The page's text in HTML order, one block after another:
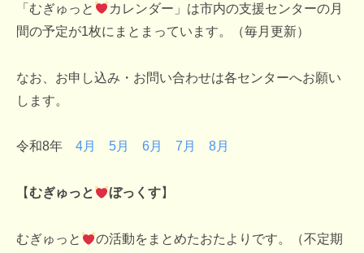
「むぎゅっと
カレンダー」は市内の支援センターの月
間の予定が1枚にまとまっています。（毎月更新）
なお、お申し込み・お問い合わせは各センターへお願い
します。
令和8年 4月 5月 6月 7月 8月
【 むぎゅっと ぼっくす】
むぎゅっと
の活動をまとめたおたよりです。（不定期